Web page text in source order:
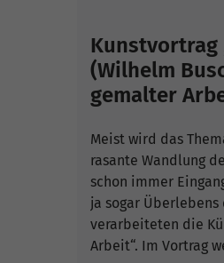
Kunstvortrag
(Wilhelm
gemalter
Meist wird das
rasante Wandlung
schon immer
ja sogar Überlebens
verarbeiteten die
Arbeit“. Im Vortrag